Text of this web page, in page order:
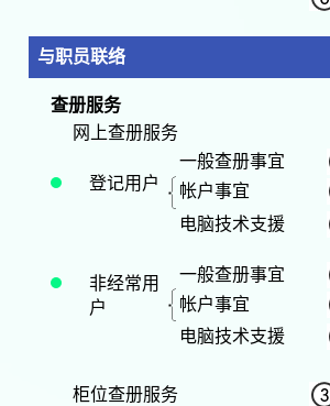
与职员联络
查册服务
网上查册服务
登记用户
一般查册事宜
帐户事宜
电脑技术支援
非经常用
户
一般查册事宜
帐户事宜
电脑技术支援
柜位查册服务